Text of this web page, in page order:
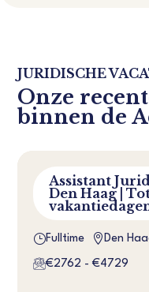
JURIDISCHE
Onze
binnen de
Assistant
Den Haag |
}Fulltime Den
€2762 - €4729